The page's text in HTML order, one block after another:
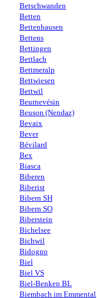
Betschwanden
Betten
Bettenhausen
Bettens
Bettingen
Bettlach
Bettmeralp
Bettwiesen
Bettwil
Beurnevésin
Beuson (Nendaz)
Bevaix
Bever
Bévilard
Bex
Biasca
Biberen
Biberist
Bibern SH
Bibern SO
Biberstein
Bichelsee
Bichwil
Bidogno
Biel
Biel VS
Biel-Benken BL
Biembach im Emmental